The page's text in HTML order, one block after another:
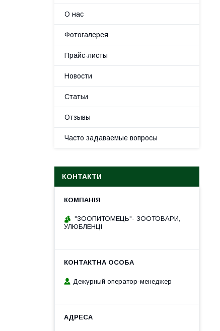
О нас
Фотогалерея
Прайс-листы
Новости
Статьи
Отзывы
Часто задаваемые вопросы
КОНТАКТИ
"ЗООПИТОМЕЦЬ"- ЗООТОВАРИ,
УЛЮБЛЕНЦІ
Дежурный оператор-менеджер